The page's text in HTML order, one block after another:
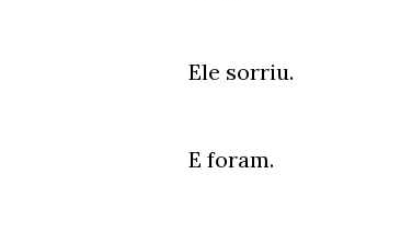
Ele sorriu.
E foram.